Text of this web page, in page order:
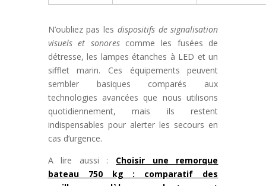
N’oubliez pas les dispositifs de signalisation
visuels et sonorescomme les fusées de
détresse, les lampes étanches à LED et un
sifflet marin. Ces équipements peuvent
sembler basiques comparés aux
technologies avancées que nous utilisons
quotidiennement, mais ils restent
indispensables pour alerter les secours en
cas d’urgence.
A lire aussi : Choisir une remorque
bateau 750 kg : comparatif des